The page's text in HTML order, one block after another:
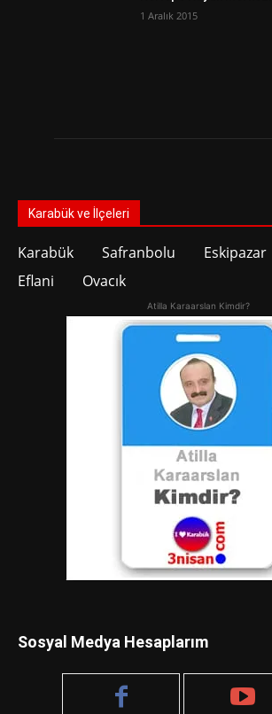
1 Aralık 2015
Karabük ve İlçeleri
Karabük Safranbolu Eskipazar
Eflani
Ovacık
Atilla Karaarslan Kimdir?
Sosyal Medya Hesaplarım